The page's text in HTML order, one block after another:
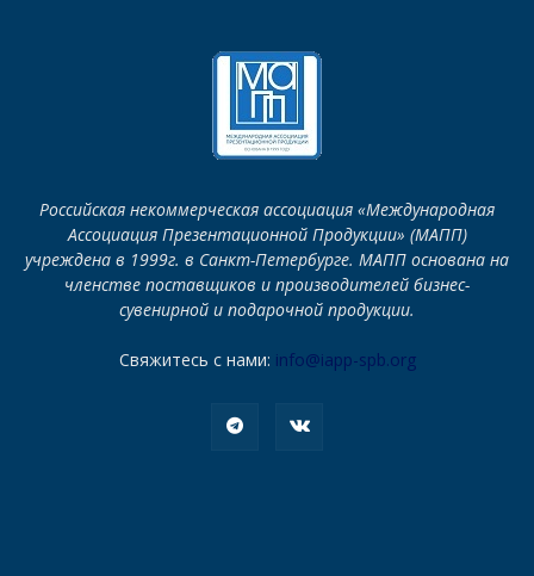
Российская некоммерческая ассоциация «Международная
Ассоциация Презентационной Продукции» (МАПП)
учреждена в 1999г. в Санкт-Петербурге. МАПП основана на
членстве поставщиков и производителей бизнес-
сувенирной и подарочной продукции.
Свяжитесь с нами: info@iapp-spb.org